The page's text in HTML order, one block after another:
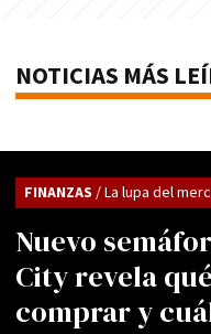
NOTICIAS MÁS
Nuevo
City revela
comprar y
FINANZAS / La lupa del